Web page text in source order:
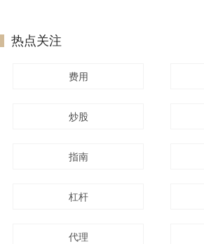
热点关注
费用
炒股
指南
杠杆
代理